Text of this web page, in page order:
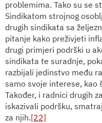
problemima. Tako su se
Sindikatom strojnog
drugih sindikata sa
pitanje kako preživjeti
drugi primjeri podrški u
sindikata te suradnje,
razbijali jedinstvo među
samo svoje interese, kao
Također, i radnici drugih
iskazivali podršku,
za njih.[22]